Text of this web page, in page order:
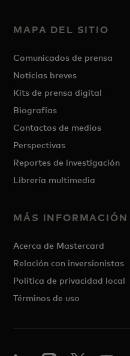
MAPA DEL SITIO
Comunicados de prensa
Noticias breves
Kits de prensa digital
Biografías
Contactos de medios
Perspectivas
Reportes de investigación
Librería multimedia
MÁS INFORMACIÓN
Acerca de Mastercard
Relación con inversionistas
Política de privacidad local
Términos de uso